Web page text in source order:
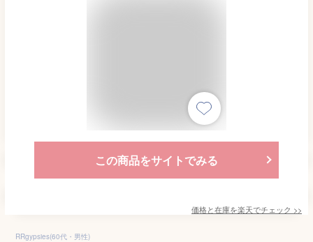
この商品をサイトでみる
価格と在庫を楽天でチェック >>
RRgypsies(60代・男性)